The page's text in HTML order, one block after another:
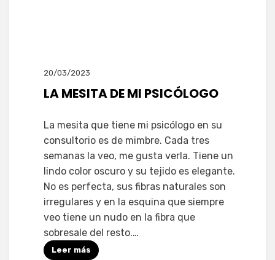
20/03/2023
LA MESITA DE MI PSICÓLOGO
La mesita que tiene mi psicólogo en su
consultorio es de mimbre. Cada tres
semanas la veo, me gusta verla. Tiene un
lindo color oscuro y su tejido es elegante.
No es perfecta, sus fibras naturales son
irregulares y en la esquina que siempre
veo tiene un nudo en la fibra que
sobresale del resto.…
Leer más